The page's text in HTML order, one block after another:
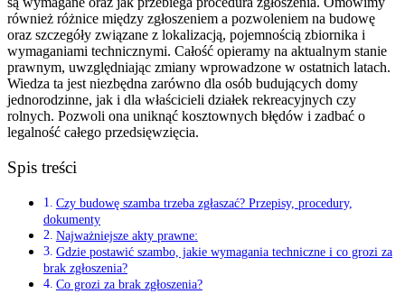
również różnice między zgłoszeniem a pozwoleniem na budowę
oraz szczegóły związane z lokalizacją, pojemnością zbiornika i
wymaganiami technicznymi. Całość opieramy na aktualnym stanie
prawnym, uwzględniając zmiany wprowadzone w ostatnich latach.
Wiedza ta jest niezbędna zarówno dla osób budujących domy
jednorodzinne, jak i dla właścicieli działek rekreacyjnych czy
rolnych. Pozwoli ona uniknąć kosztownych błędów i zadbać o
legalność całego przedsięwzięcia.
Spis treści
Czy budowę szamba trzeba zgłaszać? Przepisy, procedury,
dokumenty
Najważniejsze akty prawne:
Gdzie postawić szambo, jakie wymagania techniczne i co grozi za
brak zgłoszenia?
Co grozi za brak zgłoszenia?